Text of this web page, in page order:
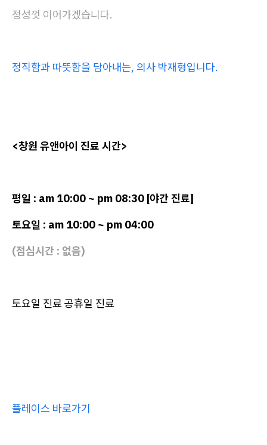
정성껏 이어가겠습니다.
정직함과 따뜻함을 담아내는, 의사 박재형입니다.
<창원 유앤아이 진료 시간>
평일 : am 10:00 ~ pm 08:30 [야간 진료]
토요일 : am 10:00 ~ pm 04:00
(점심시간 : 없음)
토요일 진료 공휴일 진료
플레이스 바로가기